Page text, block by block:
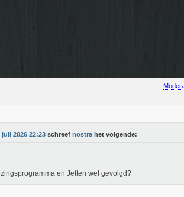
2026 22:23 schreef nostra het volgende:
en Jetten wel gevolgd?